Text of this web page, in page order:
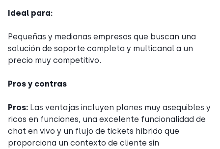
Ideal para:
Pequeñas y medianas empresas que buscan una
solución de soporte completa y multicanal a un
precio muy competitivo.
Pros y contras
Pros: Las ventajas incluyen planes muy asequibles y
ricos en funciones, una excelente funcionalidad de
chat en vivo y un flujo de tickets híbrido que
proporciona un contexto de cliente sin